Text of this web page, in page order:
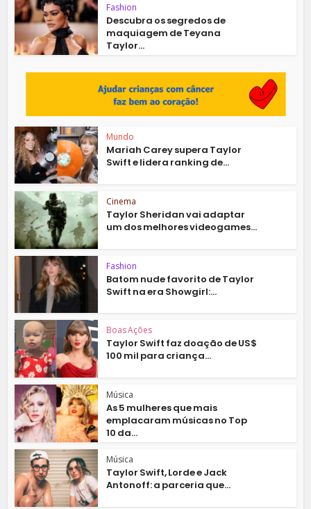
Fashion
Descubra os segredos de
maquiagem de Teyana
Taylor...
Mundo
Mariah Carey supera Taylor
Swift e lidera ranking de...
Cinema
Taylor Sheridan vai adaptar
um dos melhores videogames...
Fashion
Batom nude favorito de Taylor
Swift na era Showgirl:...
Boas Ações
Taylor Swift faz doação de US$
100 mil para criança...
Música
As 5 mulheres que mais
emplacaram músicas no Top
10 da...
Música
Taylor Swift, Lorde e Jack
Antonoff: a parceria que...